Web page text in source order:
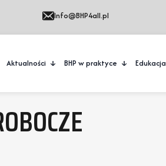
Info@BHP4all.pl
Aktualności BHP w praktyce Edukacja